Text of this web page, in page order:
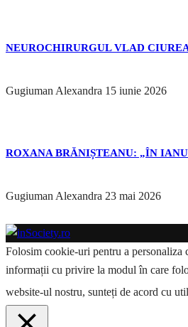
NEUROCHIRURGUL VLAD
Gugiuman Alexandra 15 iunie 2026
ROXANA BRĂNIȘTEANU: „ÎN
Gugiuman Alexandra 23 mai 2026
Folosim cookie-uri pentru a personaliza
informații cu privire la modul în care
website-ul nostru, sunteți de acord cu